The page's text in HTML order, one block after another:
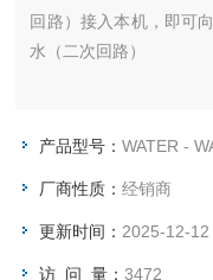
回路）接入本机，即可
水（二次回路）
产品型号：WATER -
厂商性质：经销商
更新时间： 2025-12-12
访 问 量：3472